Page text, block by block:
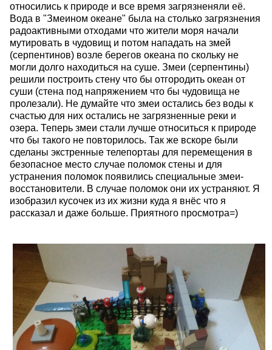
относились к природе и все время загрязненяли её.
Вода в "Змеином океане" была на столько загрязнения
радоактивными отходами что жители моря начали
мутировать в чудовищ и потом нападать на змей
(серпентинов) возле берегов океана по скольку не
могли долго находиться на суше. Змеи (серпентины)
решили построить стену что бы отгородить океан от
суши (стена под напряжением что бы чудовища не
пролезали). Не думайте что змеи остались без воды к
счастью для них остались не загрязненные реки и
озера. Теперь змеи стали лучше относиться к природе
что бы такого не повторилось. Так же вскоре были
сделаны экстренные телепортаы для перемещения в
безопасное место случае поломок стены и для
устранения поломок появились специальные змеи-
восстановители. В случае поломок они их устраняют. Я
изобразил кусочек из их жизни куда я внёс что я
рассказал и даже больше. Приятного просмотра=)